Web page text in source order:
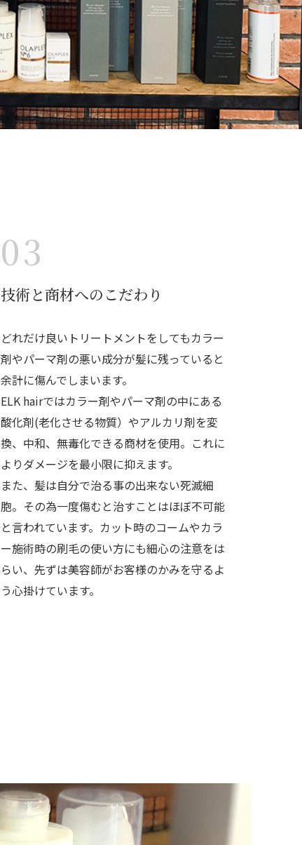
03
技術と商材へのこだわり
どれだけ良いトリートメントをしてもカラー
剤やパーマ剤の悪い成分が髪に残っていると
余計に傷んでしまいます。
ELK hairではカラー剤やパーマ剤の中にある
酸化剤(老化させる物質）やアルカリ剤を変
換、中和、無毒化できる商材を使用。これに
よりダメージを最小限に抑えます。
また、髪は自分で治る事の出来ない死滅細
胞。その為一度傷むと治すことはほぼ不可能
と言われています。カット時のコームやカラ
ー施術時の刷毛の使い方にも細心の注意をは
らい、先ずは美容師がお客様のかみを守るよ
う心掛けています。